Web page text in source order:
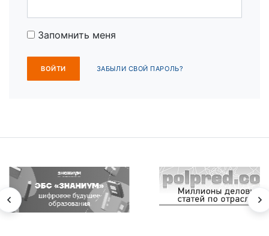
Запомнить меня
ЗАБЫЛИ СВОЙ ПАРОЛЬ?